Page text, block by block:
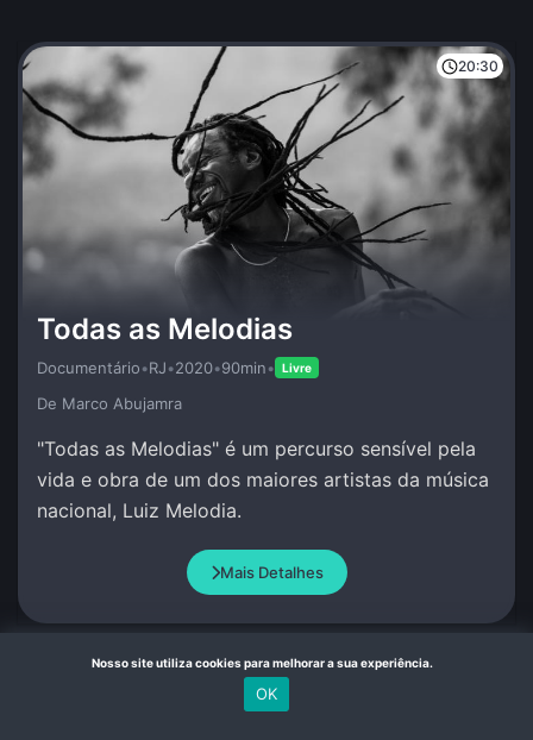
20:30
Todas as Melodias
Documentário•RJ•2020•90min• Livre
De Marco Abujamra
"Todas as Melodias" é um percurso sensível pela
vida e obra de um dos maiores artistas da música
nacional, Luiz Melodia.
Mais Detalhes
Nosso site utiliza cookies para melhorar a sua experiência.
OK